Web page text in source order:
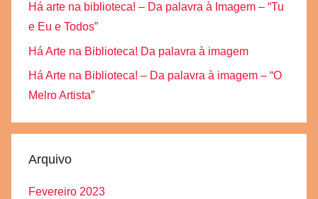
Há arte na biblioteca! – Da palavra à Imagem – “Tu
e Eu e Todos”
Há Arte na Biblioteca! Da palavra à imagem
Há Arte na Biblioteca! – Da palavra à imagem – “O
Melro Artista”
Arquivo
Fevereiro 2023